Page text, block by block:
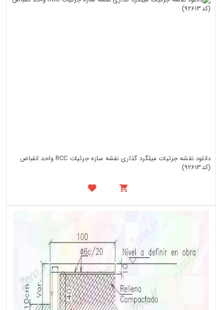
دانلود نقشه جزئیات میلگرد گذاری نقشه سازه جزئیات RCC واحد انقباض
(کد92613)